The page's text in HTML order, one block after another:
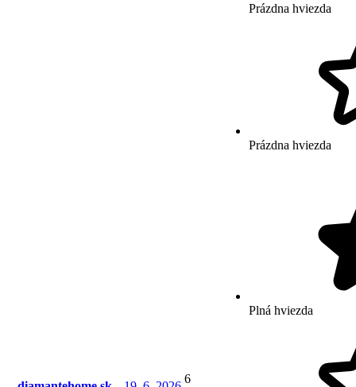
Prázdna hviezda
Prázdna hviezda
6
Plná hviezda